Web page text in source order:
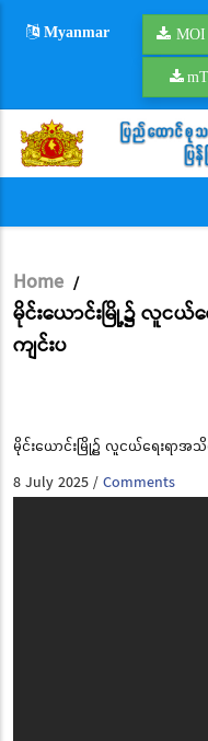
Myanmar MOI
Breadcrumb
Home /
မိုင်းယောင်းမြို့၌ လူငယ်
ကျင်းပ
မိုင်းယောင်းမြို့၌ လူငယ်ရေးရာအသိ
8 July 2025/Comments